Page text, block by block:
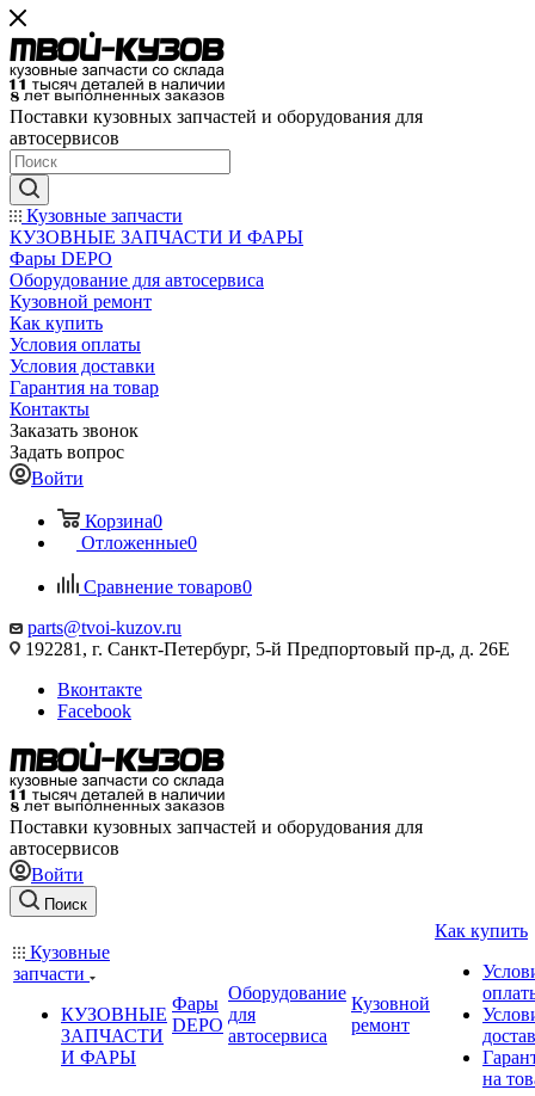
Поставки кузовных запчастей и оборудования для
автосервисов
Кузовные запчасти
КУЗОВНЫЕ ЗАПЧАСТИ И ФАРЫ
Фары DEPO
Оборудование для автосервиса
Кузовной ремонт
Как купить
Условия оплаты
Условия доставки
Гарантия на товар
Контакты
Заказать звонок
Задать вопрос
Войти
Корзина0
Отложенные0
Сравнение товаров0
parts@tvoi-kuzov.ru
192281, г. Санкт-Петербург, 5-й Предпортовый пр-д, д. 26Е
Вконтакте
Facebook
Поставки кузовных запчастей и оборудования для
автосервисов
Войти
Поиск
Кузовные
запчасти
КУЗОВНЫЕ
ЗАПЧАСТИ
И ФАРЫ
Фары
DEPO
Оборудование
для
автосервиса
Кузовной
ремонт
Как купить
на